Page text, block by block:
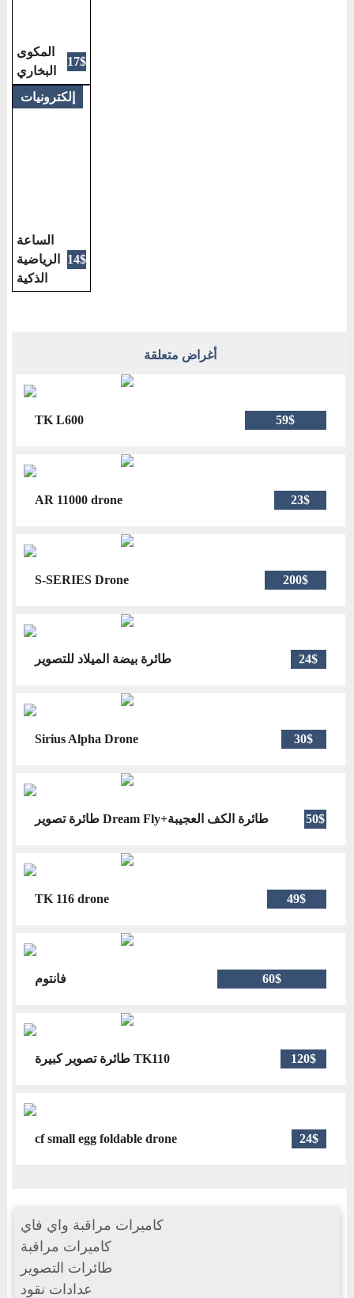
المكوى
البخاري
17$
إلكترونيات
الساعة
الرياضية
الذكية
14$
أغراض متعلقة
TK L600 59$
AR 11000 drone 23$
S-SERIES Drone 200$
طائرة بيضة الميلاد للتصوير 24$
Sirius Alpha Drone 30$
طائرة تصوير Dream Fly+طائرة الكف العجيبة 50$
TK 116 drone 49$
فانتوم 60$
طائرة تصوير كبيرة TK110 120$
cf small egg foldable drone 24$
كاميرات مراقبة واي فاي
كاميرات مراقبة
طائرات التصوير
عدادات نقود